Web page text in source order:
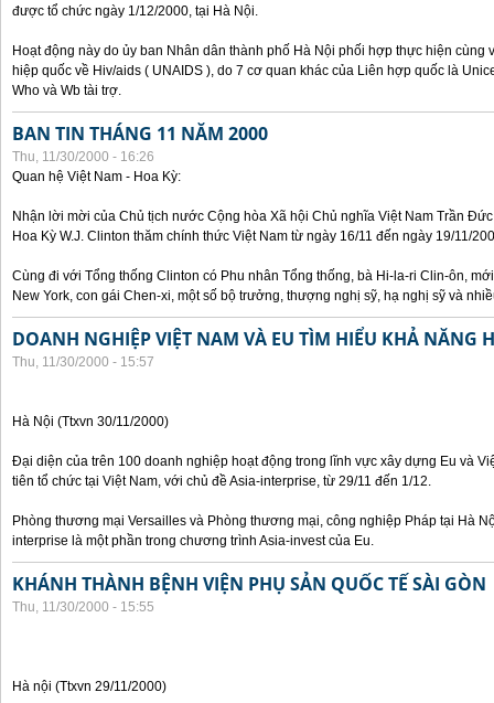
được tổ chức ngày 1/12/2000, tại Hà Nội.
Hoạt động này do ủy ban Nhân dân thành phố Hà Nội phối hợp thực hiện
hiệp quốc về Hiv/aids ( UNAIDS ), do 7 cơ quan khác của Liên hợp quốc là
Who và Wb tài trợ.
BAN TIN THÁNG 11 NĂM 2000
Thu, 11/30/2000 - 16:26
Quan hệ Việt Nam - Hoa Kỳ:
Nhận lời mời của Chủ tịch nước Cộng hòa Xã hội Chủ nghĩa Việt Nam Trần
Hoa Kỳ W.J. Clinton thăm chính thức Việt Nam từ ngày 16/11 đến ngày 19/11/
Cùng đi với Tổng thống Clinton có Phu nhân Tổng thống, bà Hi-la-ri Clin-ôn,
New York, con gái Chen-xi, một số bộ trưởng, thượng nghị sỹ, hạ nghị sỹ và
DOANH NGHIỆP VIỆT NAM VÀ EU TÌM HIỂU KHẢ NĂNG
Thu, 11/30/2000 - 15:57
Hà Nội (Ttxvn 30/11/2000)
Đại diện của trên 100 doanh nghiệp hoạt động trong lĩnh vực xây dựng Eu và
tiên tổ chức tại Việt Nam, với chủ đề Asia-interprise, từ 29/11 đến 1/12.
Phòng thương mại Versailles và Phòng thương mại, công nghiệp Pháp tại Hà
interprise là một phần trong chương trình Asia-invest của Eu.
KHÁNH THÀNH BỆNH VIỆN PHỤ SẢN QUỐC TẾ SÀI GÒN
Thu, 11/30/2000 - 15:55
Hà nội (Ttxvn 29/11/2000)